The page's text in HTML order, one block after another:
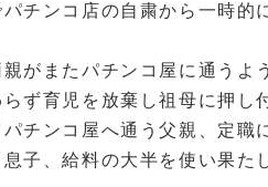
チンコ店の自粛から一時
がまたパチンコ屋に通う
ず育児を放棄し祖母に押
チンコ屋へ通う父親、定
子、給料の大半を使い果